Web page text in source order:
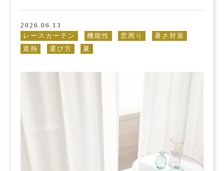
2026.06.13
レースカーテン
機能性 窓周り
暑さ対策
遮熱
選び方 夏